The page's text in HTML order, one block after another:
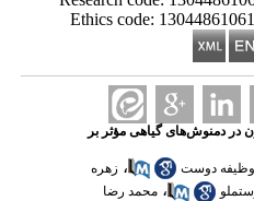
Ethics code:
در دمنوش‌های گیاهی مؤثر بر
دوست ، زهره
، محمد رضا